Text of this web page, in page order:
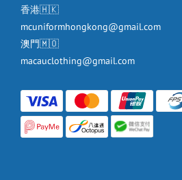
香港🇭🇰
mcuniformhongkong@gmail.com
澳門🇲🇴
macauclothing@gmail.com